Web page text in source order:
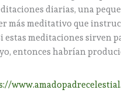
diarias, una
más meditativo que
estas meditaciones sirven
entonces habrían